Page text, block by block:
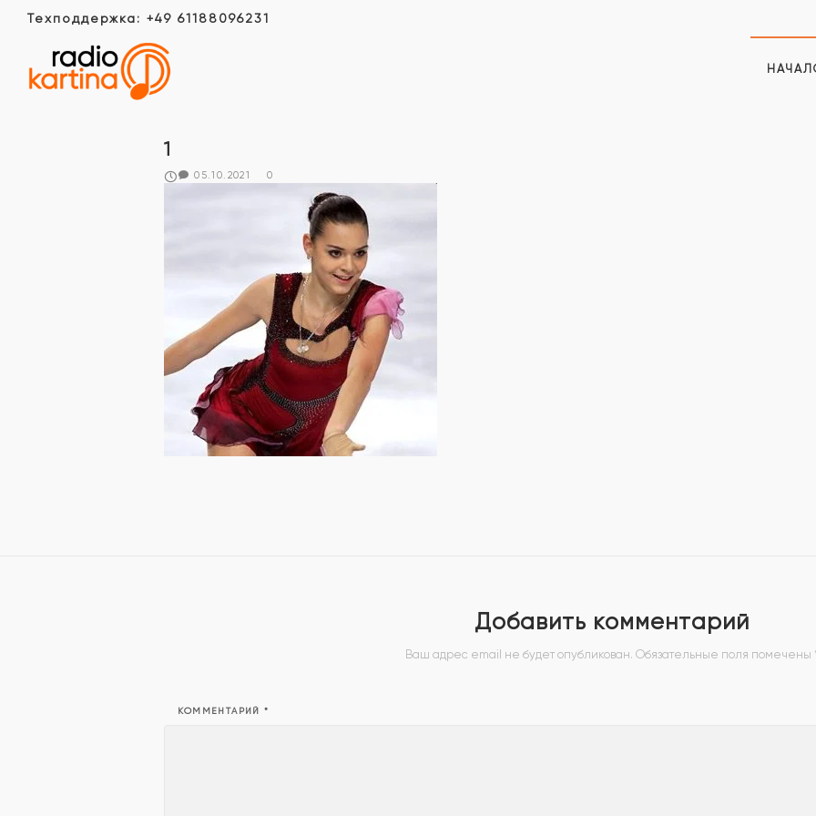
Техподдержка: +49 61188096231
1
05.10.2021 0
Добавить комментарий
Ваш адрес email не будет опубликован. Обязательные поля помечены
КОММЕНТАРИЙ*